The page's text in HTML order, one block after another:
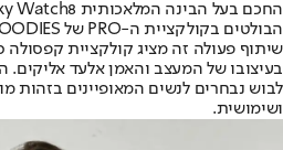
הבולטים בקולקציית ה-PRO של HOODIES
בעיצובו של המעצב והאמן אלעד אליקים.
לבוש נבחרים לנשים המאופיינים בזהות
ושימושית.